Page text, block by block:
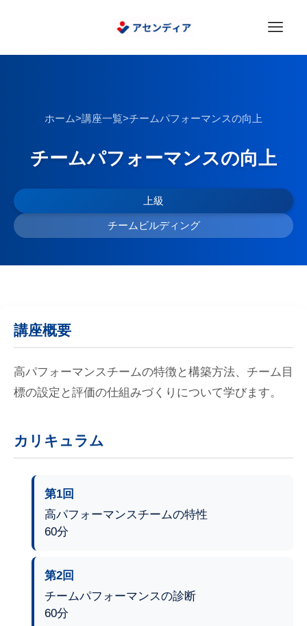
ホーム>講座一覧>チームパフォーマンスの向上
チームパフォーマンスの向上
上級
チームビルディング
講座概要
高パフォーマンスチームの特徴と構築方法、チーム目
標の設定と評価の仕組みづくりについて学びます。
カリキュラム
第1回
高パフォーマンスチームの特性
60分
第2回
チームパフォーマンスの診断
60分